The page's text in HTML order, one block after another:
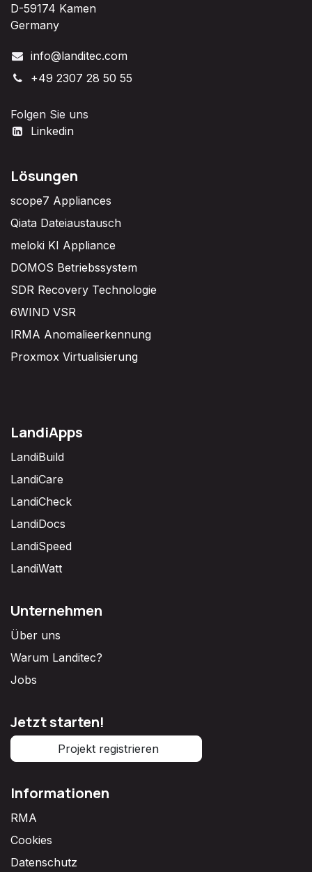
D-59174 Kamen
Germany
info@landitec.com
+49 2307 28 50 55
Folgen Sie uns
Linkedin
Lösungen
scope7 Appliances
Qiata Dateiaustausch
meloki KI Appliance
DOMOS Betriebssystem
SDR Recovery Technologie
6WIND VSR
IRMA Anomalieerkennung
Proxmox Virtualisierung
LandiApps
LandiBuild
LandiCare
LandiCheck
LandiDocs
LandiSpeed
LandiWatt
Unternehmen
Über uns
Warum Landitec?
Jobs
Jetzt starten!
Projekt registrieren
Informationen
RMA
Cookies
Datenschutz